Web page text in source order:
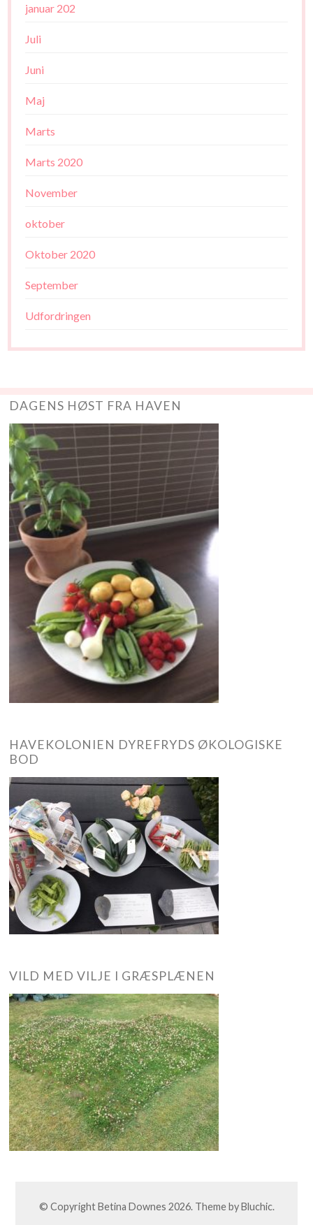
januar 202
Juli
Juni
Maj
Marts
Marts 2020
November
oktober
Oktober 2020
September
Udfordringen
DAGENS HØST FRA HAVEN
HAVEKOLONIEN DYREFRYDS ØKOLOGISKE
BOD
VILD MED VILJE I GRÆSPLÆNEN
© CopyrightBetina Downes 2026. Theme byBluchic.